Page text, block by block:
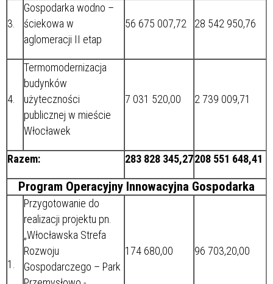
3.
Gospodarka wodno –
ściekowa w
aglomeracji II etap
56 675 007,72 28 542 950,76
4.
Termomodernizacja
budynków
użyteczności
publicznej w mieście
Włocławek
7 031 520,00 2 739 009,71
Razem: 283 828 345,27208 551 648,41
Program Operacyjny Innowacyjna Gospodarka
1.
Przygotowanie do
realizacji projektu pn.
„Włocławska Strefa
Rozwoju
Gospodarczego – Park
174 680,00 96 703,20,00